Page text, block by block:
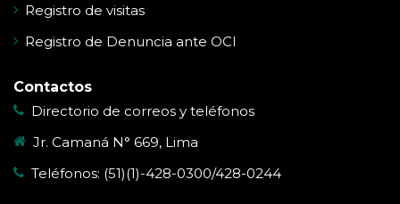
Registro de visitas
Registro de Denuncia ante OCI
Contactos
Directorio de correos y teléfonos
Jr. Camaná N° 669, Lima
Teléfonos: (51)(1)-428-0300/428-0244